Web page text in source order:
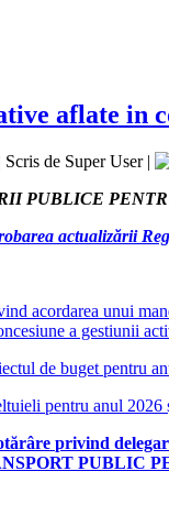
aflate in
Scris de Super User|
PUBLICE
actualizării
acordarea unui
a gestiunii
de buget pentru
pentru anul
privind
PUBLIC